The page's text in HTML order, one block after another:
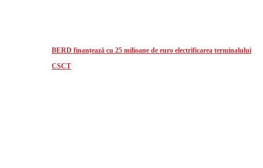
BERD finanțează cu 25 milioane de euro electrificarea terminalului
CSCT